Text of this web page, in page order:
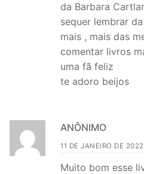
da Barbara
sequer lembrar
mais , mais das
comentar livros
uma fã feliz
te adoro beijos
ANÔNIMO
11 DE JANEIRO DE
Muito bom esse